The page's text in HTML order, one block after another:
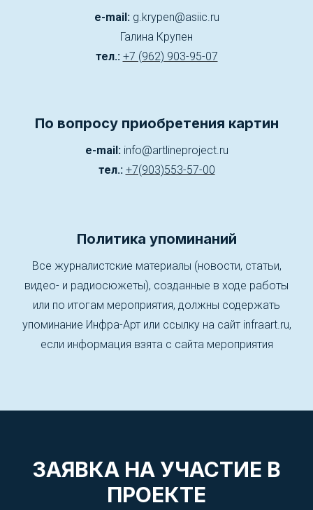
e-mail:g.krypen@asiic.ru
Галина Крупен
тел.: +7 (962) 903-95-07
По вопросу приобретения картин
e-mail:info@artlineproject.ru
тел.: +7(903)553-57-00
Политика упоминаний
Все журналистские материалы (новости, статьи,
видео- и радиосюжеты), созданные в ходе работы
или по итогам мероприятия, должны содержать
упоминание Инфра-Арт или ссылку на сайт infraart.ru,
если информация взята с сайта мероприятия
ЗАЯВКА НА УЧАСТИЕ В
ПРОЕКТЕ